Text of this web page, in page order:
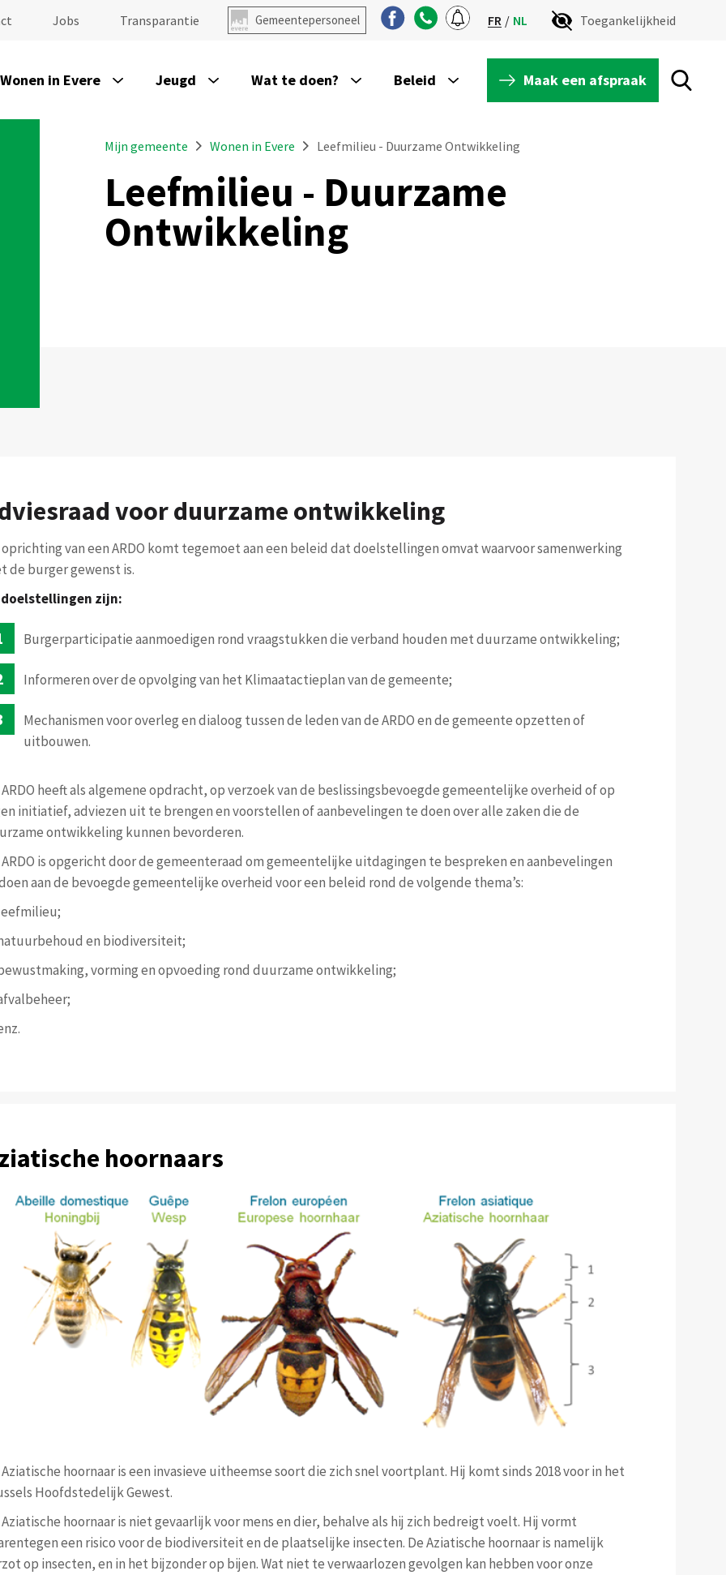
Jobs Transparantie Gemeentepersoneel FR NL Toegankelijkheid
Wonen in Evere Jeugd Wat te doen? Beleid Maak een afspraak
Mijn gemeente Wonen in Evere Leefmilieu - Duurzame Ontwikkeling
Leefmilieu - Duurzame
Ontwikkeling
voor duurzame ontwikkeling
oprichting van een ARDO komt tegemoet aan een beleid dat doelstellingen omvat waarvoor samenwerking
de burger gewenst is.
doelstellingen zijn:
Burgerparticipatie aanmoedigen rond vraagstukken die verband houden met duurzame ontwikkeling;
Informeren over de opvolging van het Klimaatactieplan van de gemeente;
Mechanismen voor overleg en dialoog tussen de leden van de ARDO en de gemeente opzetten of
uitbouwen.
heeft als algemene opdracht, op verzoek van de beslissingsbevoegde gemeentelijke overheid of op
initiatief, adviezen uit te brengen en voorstellen of aanbevelingen te doen over alle zaken die de
ontwikkeling kunnen bevorderen.
ARDO is opgericht door de gemeenteraad om gemeentelijke uitdagingen te bespreken en aanbevelingen
aan de bevoegde gemeentelijke overheid voor een beleid rond de volgende thema’s:
en biodiversiteit;
vorming en opvoeding rond duurzame ontwikkeling;
hoornaars
hoornaar is een invasieve uitheemse soort die zich snel voortplant. Hij komt sinds 2018 voor in het
Hoofdstedelijk Gewest.
hoornaar is niet gevaarlijk voor mens en dier, behalve als hij zich bedreigt voelt. Hij vormt
een risico voor de biodiversiteit en de plaatselijke insecten. De Aziatische hoornaar is namelijk
op insecten, en in het bijzonder op bijen. Wat niet te verwaarlozen gevolgen kan hebben voor onze